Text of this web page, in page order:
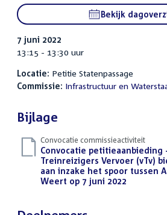
Bekijk
7 juni 2022
13:15 - 13:30 uur
Locatie: Petitie Statenpassage
Commissie: Infrastructuur en
Bijlage
Convocatie commissieactiviteit
Download
bestand:
Convocatie petitieaanbieding
Treinreizigers Vervoer (vTv)
aan inzake het spoor tussen
Weert op 7 juni 2022